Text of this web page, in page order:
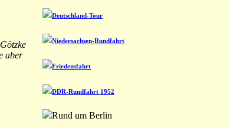
aber
Deutschland-Tour
Niedersachsen-Rundfahrt
Friedensfahrt
DDR-Rundfahrt 1952
Rund um Berlin